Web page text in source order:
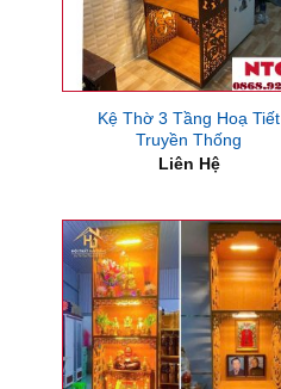
Kệ Thờ 3 Tầng Hoạ Tiết
Truyền Thống
Liên Hệ